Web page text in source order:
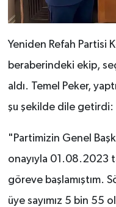
Yeniden Refah Partisi
beraberindeki ekip,
aldı. Temel Peker,
şu şekilde dile getirdi:
"Partimizin Genel
onayıyla 01.08.2023
göreve başlamıştım.
üye sayımız 5 bin 55